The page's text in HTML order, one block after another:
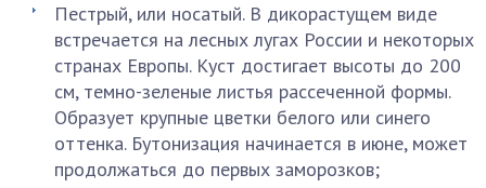
Пестрый, или носатый. В дикорастущем виде
встречается на лесных лугах России и некоторых
странах Европы. Куст достигает высоты до 200
см, темно-зеленые листья рассеченной формы.
Образует крупные цветки белого или синего
оттенка. Бутонизация начинается в июне, может
продолжаться до первых заморозков;